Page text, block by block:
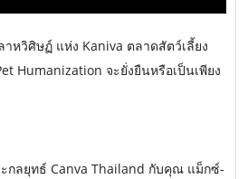
หวิศิษฏ์ แห่ง Kaniva ตลาดสัตว์เลี้ยง
Humanization จะยั่งยืนหรือเป็นเพียง
ะกลยุทธ์ Canva Thailand กับคุณ แม็กซ์-